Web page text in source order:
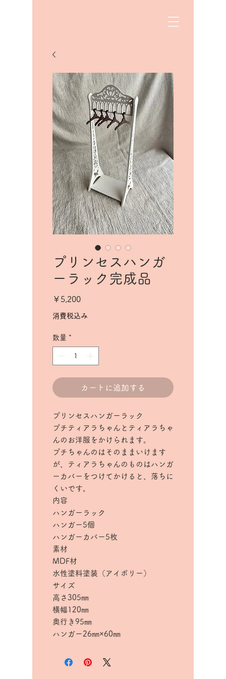
プリンセスハンガ
ーラック完成品
￥5,200価
格
消費税込み
数量 *
カートに追加する
プリンセスハンガーラック
プチティアラちゃんとティアラちゃ
んのお洋服をかけられます。
プチちゃんのはそのままいけます
が、ティアラちゃんのものはハンガ
ーカバーをつけてかけると、落ちに
くいです。
内容
ハンガーラック
ハンガー5個
ハンガーカバー5枚
素材
MDF材
水性塗料塗装（アイボリー）
サイズ
高さ305㎜
横幅120㎜
奥行き95㎜
ハンガー26㎜×60㎜